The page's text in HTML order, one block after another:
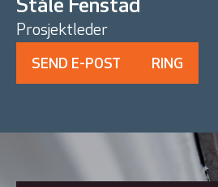
Ståle Fenstad
Prosjektleder
SEND E-POST RING